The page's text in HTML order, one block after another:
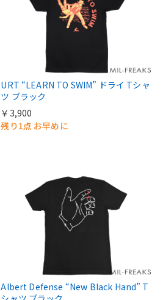
URT “LEARN TO SWIM” ドライ Tシャ
ツ ブラック
￥3,900
残り1点 お早めに
Albert Defense “New Black Hand” T